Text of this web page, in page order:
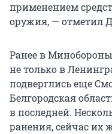
применением
оружия, — отметил
Ранее в
не только в
подверглись еще
Белгородская
в последней.
ранения, сейчас их